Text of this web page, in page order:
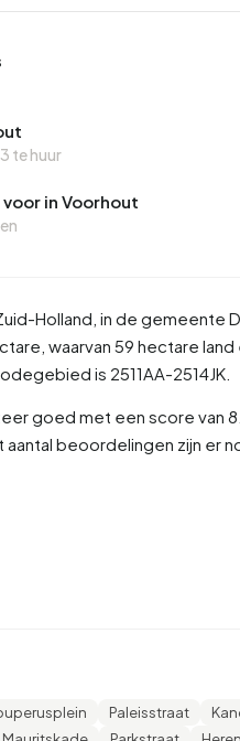
te huur
in Voorhout
Holland , in de gemeente
waarvan 59 hectare land
is 2511AA-2514JK.
goed met een score van
beoordelingen zijn er
'45 tot 65 jaar', 14,4%
daarvan zijnPaleisstraat